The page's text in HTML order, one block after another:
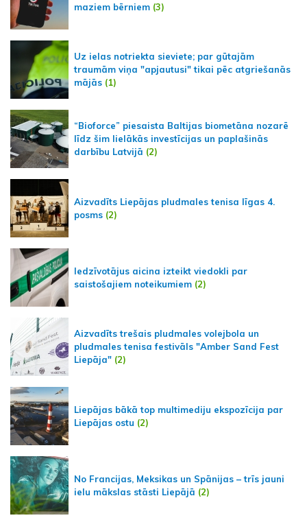
maziem bērniem (3)
Uz ielas notriekta sieviete; par gūtajām
traumām viņa "apjautusi" tikai pēc atgriešanās
mājās (1)
“Bioforce” piesaista Baltijas biometāna nozarē
līdz šim lielākās investīcijas un paplašinās
darbību Latvijā (2)
Aizvadīts Liepājas pludmales tenisa līgas 4.
posms (2)
Iedzīvotājus aicina izteikt viedokli par
saistošajiem noteikumiem (2)
Aizvadīts trešais pludmales volejbola un
pludmales tenisa festivāls "Amber Sand Fest
Liepāja" (2)
Liepājas bākā top multimediju ekspozīcija par
Liepājas ostu (2)
No Francijas, Meksikas un Spānijas – trīs jauni
ielu mākslas stāsti Liepājā (2)